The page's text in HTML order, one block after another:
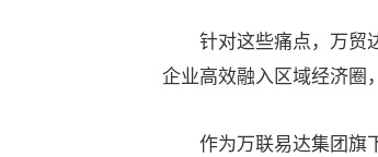
针对这些痛点，万贸达
企业高效融入区域经济圈
作为万联易达集团旗下